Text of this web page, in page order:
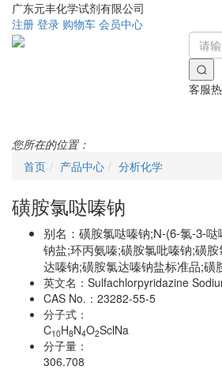
广东元丰化学试剂有限公司
注册 登录 购物车 会员中心
客服
您所在的位置：
首页
产品中心 分析化学
磺胺氯哒嗪钠
别名： 磺胺氯哒嗪钠;N-(6-氯-3-
钠盐;环丙氨嗪;磺胺氯吡嗪钠;磺
达嗪钠;磺胺氯达嗪钠盐标准品;磺
英文名： Sulfachlorpyridazine
CAS No.： 23282-55-5
分子式：
C10H8N4O2SclNa
分子量：
306.708